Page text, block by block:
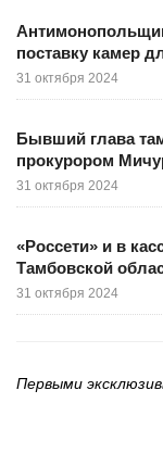
поставку камер
31 октября 2024
Бывший глава
прокурором
31 октября 2024
«Россети» и в
Тамбовской
31 октября 2024
Первыми